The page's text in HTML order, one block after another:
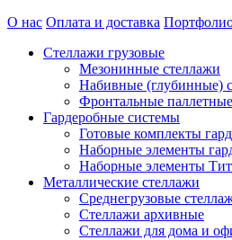
О нас Оплата и доставка
Стеллажи грузовые
Мезонинные стеллажи
Набивные (глубинные)
Фронтальные
Гардеробные системы
Готовые комплекты
Наборные элементы
Наборные элементы
Металлические стеллажи
Среднегрузовые
Стеллажи архивные
Стеллажи для дома и